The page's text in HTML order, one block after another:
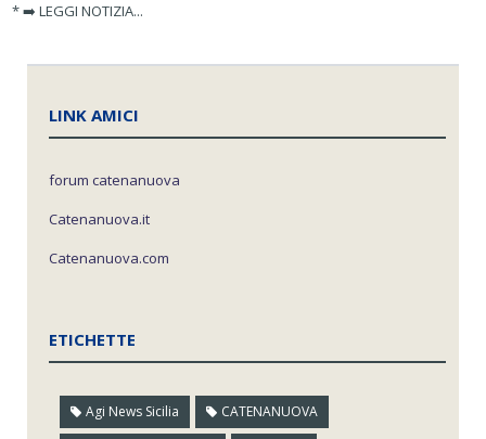
* ➡️ LEGGI NOTIZIA...
LINK AMICI
forum catenanuova
Catenanuova.it
Catenanuova.com
ETICHETTE
Agi News Sicilia CATENANUOVA